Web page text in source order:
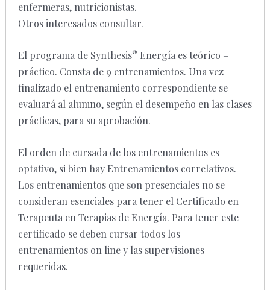
enfermeras, nutricionistas.
Otros interesados consultar.
El programa de Synthesis® Energía es teórico –
práctico. Consta de 9 entrenamientos. Una vez
finalizado el entrenamiento correspondiente se
evaluará al alumno, según el desempeño en las clases
prácticas, para su aprobación.
El orden de cursada de los entrenamientos es
optativo, si bien hay Entrenamientos correlativos.
Los entrenamientos que son presenciales no se
consideran esenciales para tener el Certificado en
Terapeuta en Terapias de Energía. Para tener este
certificado se deben cursar todos los
entrenamientos on line y las supervisiones
requeridas.